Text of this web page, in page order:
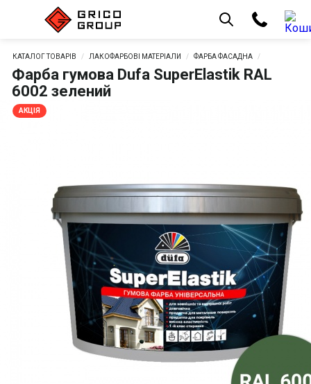
КАТАЛОГ ТОВАРІВ ЛАКОФАРБОВІ МАТЕРІАЛИ ФАРБА ФАСАДНА
Фарба гумова Dufa SuperElastik RAL
6002 зелений
АКЦІЯ